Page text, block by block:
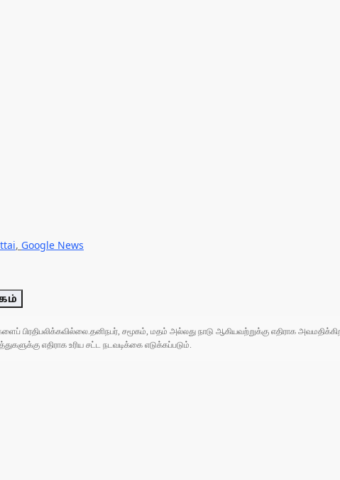
, Google News
பிரதிபலிக்கவில்லை.தனிநபர், சமூகம், மதம் அல்லது நாடு ஆகியவற்றுக்கு எதிராக
எதிராக உரிய சட்ட நடவடிக்கை எடுக்கப்படும்.